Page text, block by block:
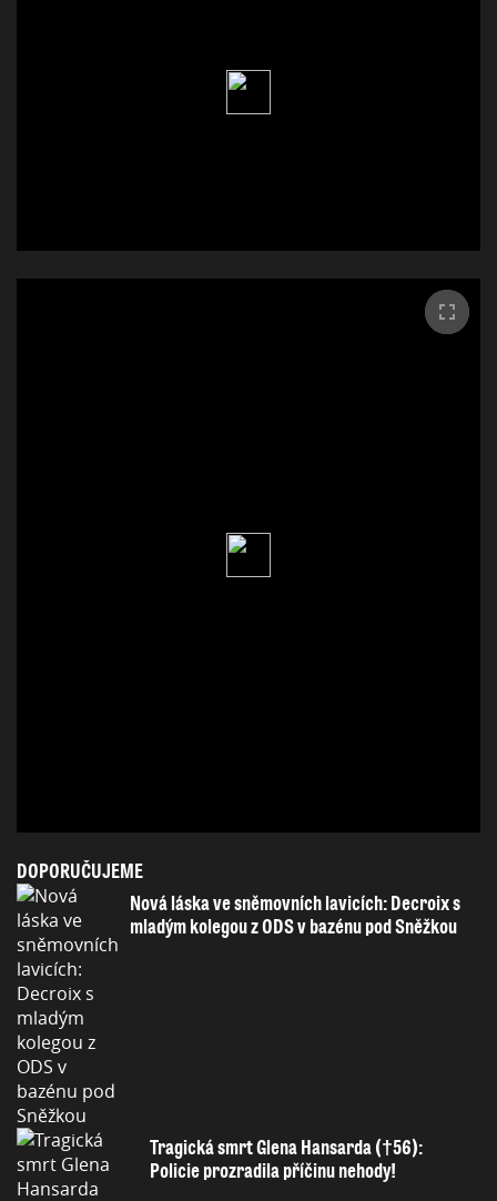
DOPORUČUJEME
Nová láska ve sněmovních lavicích: Decroix s
mladým kolegou z ODS v bazénu pod Sněžkou
Tragická smrt Glena Hansarda (†56):
Policie prozradila příčinu nehody!